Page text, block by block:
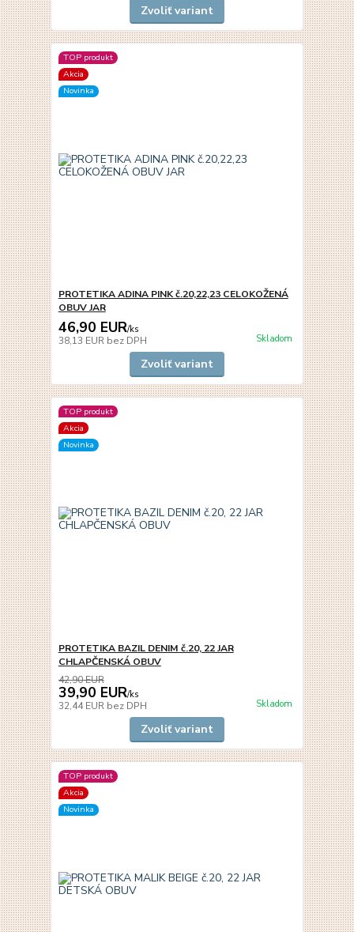
Zvoliť variant
TOP produkt
Akcia
Novinka
PROTETIKA ADINA PINK č.20,22,23 CELOKOŽENÁ
OBUV JAR
46,90 EUR/ks
38,13 EUR bez DPH Skladom
Zvoliť variant
TOP produkt
Akcia
Novinka
PROTETIKA BAZIL DENIM č.20, 22 JAR
CHLAPČENSKÁ OBUV
42,90 EUR
39,90 EUR/ks
32,44 EUR bez DPH Skladom
Zvoliť variant
TOP produkt
Akcia
Novinka